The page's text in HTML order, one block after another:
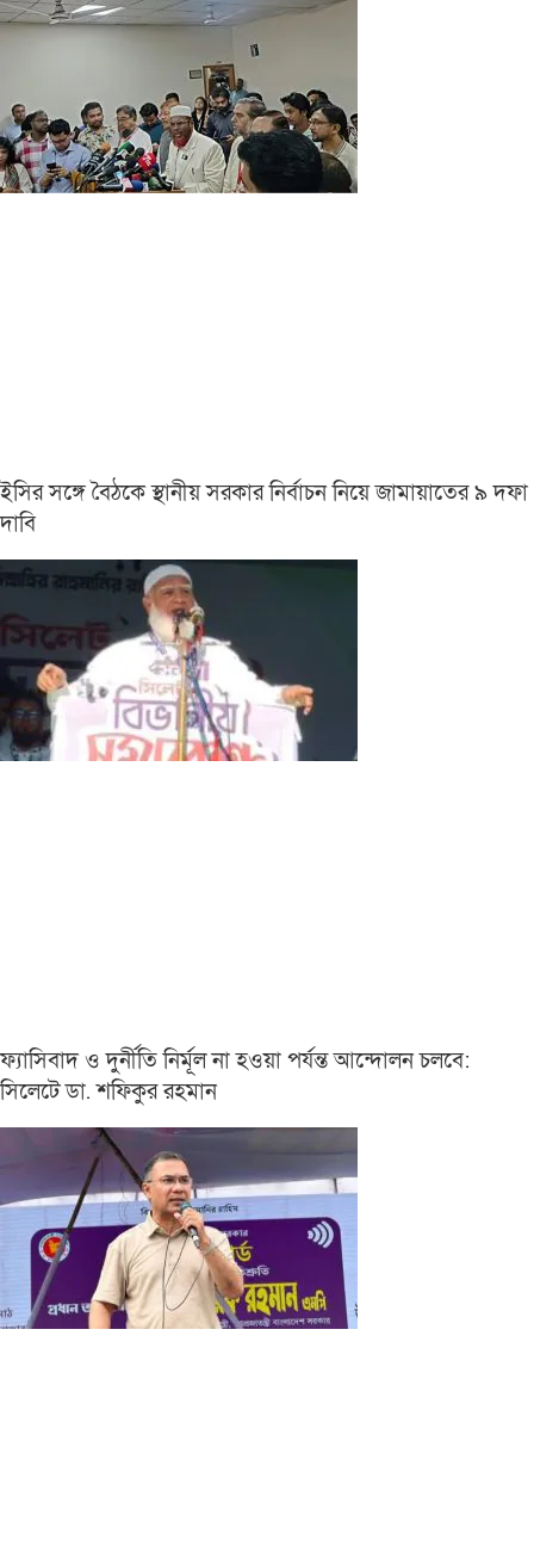
ইসির সঙ্গে বৈঠকে স্থানীয় সরকার নির্বাচন নিয়ে জামায়াতের ৯ দফা
দাবি
ফ্যাসিবাদ ও দুর্নীতি নির্মূল না হওয়া পর্যন্ত আন্দোলন চলবে:
সিলেটে ডা. শফিকুর রহমান